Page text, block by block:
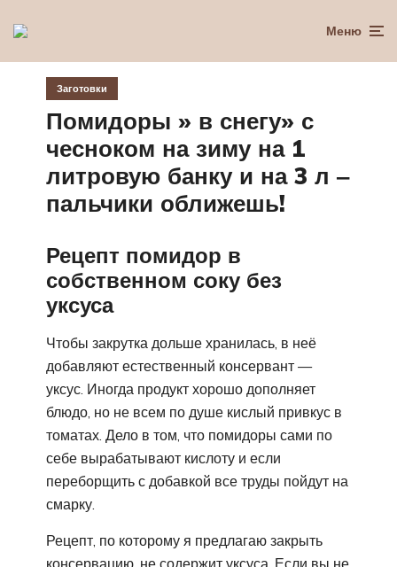
Меню
Заготовки
Помидоры » в снегу» с
чесноком на зиму на 1
литровую банку и на 3 л ‒
пальчики оближешь!
Рецепт помидор в
собственном соку без
уксуса
Чтобы закрутка дольше хранилась, в неё
добавляют естественный консервант —
уксус. Иногда продукт хорошо дополняет
блюдо, но не всем по душе кислый привкус в
томатах. Дело в том, что помидоры сами по
себе вырабатывают кислоту и если
переборщить с добавкой все труды пойдут на
смарку.
Рецепт, по которому я предлагаю закрыть